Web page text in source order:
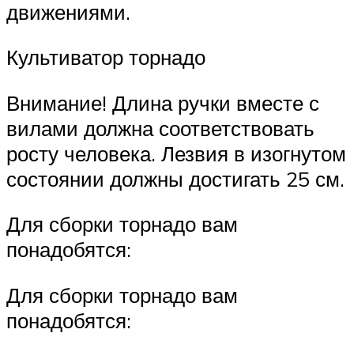
движениями.
Культиватор торнадо
Внимание! Длина ручки вместе с
вилами должна соответствовать
росту человека. Лезвия в изогнутом
состоянии должны достигать 25 см.
Для сборки торнадо вам
понадобятся:
Для сборки торнадо вам
понадобятся: